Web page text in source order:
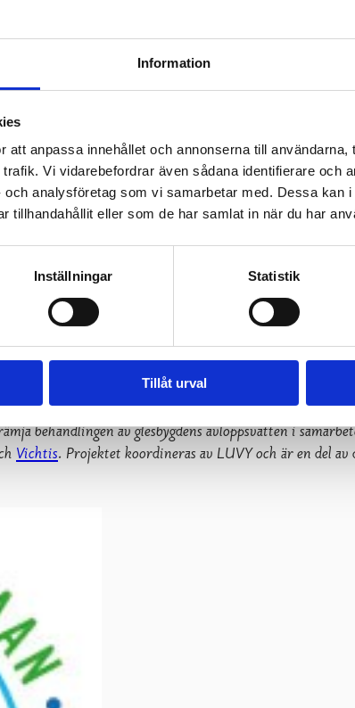
Information
att anpassa innehållet och annonserna till användarna,
Vi vidarebefordrar även sådana identifierare och
analysföretag som vi samarbetar med. Dessa kan
tillhandahållit eller som de har samlat in när du har
Inställningar Statistik
Tillåt urval
för systemets funktion och förlänger dess
under alla årstider, även under vintern.
förbehandling eller som de är, för att förhindra fast
avloppssystem på stugor, som infiltrationssystem
för de vanligaste systemen för rening av
skick och funktion tillsammans med en
svarar pågratis rådgivningssamtal :
behandlingen av glesbygdens avloppsvatten i
Vichtis. Projektet koordineras av LUVY och är en del